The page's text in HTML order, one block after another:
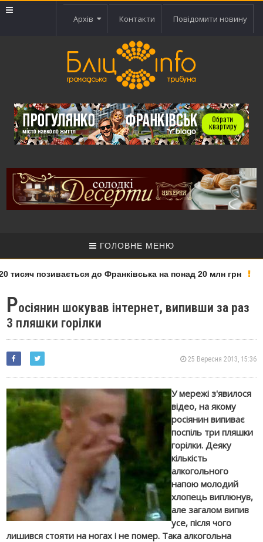
Архів Контакти Повідомити новину
ГОЛОВНЕ МЕНЮ
позивається до Франківська на понад 20 млн грн
Росіянин шокував інтернет, випивши за раз
3 пляшки горілки
25 Вересня 2013, 15:36
У мережі з'явилося
відео, на якому
росіянин випиває
поспіль три пляшки
горілки. Деяку
кількість
алкогольного
напою молодий
хлопець виплюнув,
але загалом випив
усе, після чого
лишився стояти на ногах і не помер. Така алкогольна